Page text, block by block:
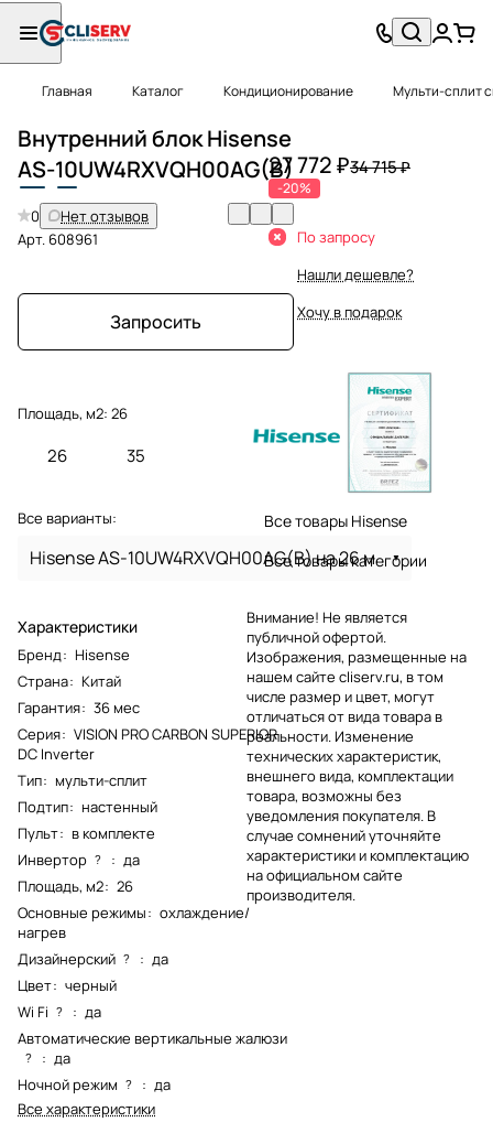
Главная Каталог Кондиционирование Мульти-сплит
Внутренний блок Hisense
AS-10UW4RXVQH00AG(B)
0
Нет отзывов
Арт.608961
Запросить
Площадь, м2: 26
26 35
Все варианты:
Hisense AS-10UW4RXVQH00AG(B) на 26 м
Характеристики
Бренд: Hisense
Страна: Китай
Гарантия: 36 мес
Серия: VISION PRO CARBON SUPERIOR
DC Inverter
Тип: мульти-сплит
Подтип: настенный
Пульт: в комплекте
Инвертор ? : да
Площадь, м2: 26
Основные режимы: охлаждение/
нагрев
Дизайнерский ? : да
Цвет: черный
Wi Fi ? : да
Автоматические вертикальные жалюзи
? : да
Ночной режим ? : да
Все характеристики
27 772 ₽34 715 ₽
-20%
По запросу
Нашли дешевле?
Хочу в подарок
Все товары Hisense
Все товары категории
Внимание! Не является
публичной офертой.
Изображения, размещенные на
нашем сайте cliserv.ru, в том
числе размер и цвет, могут
отличаться от вида товара в
реальности. Изменение
технических характеристик,
внешнего вида, комплектации
товара, возможны без
уведомления покупателя. В
случае сомнений уточняйте
характеристики и комплектацию
на официальном сайте
производителя.